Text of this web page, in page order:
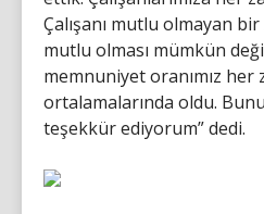
Çalışanı mutlu olmayan
mutlu olması mümkün
memnuniyet oranımız her
ortalamalarında oldu.
teşekkür ediyorum” dedi.